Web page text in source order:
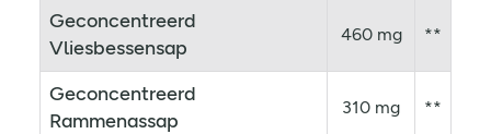
Geconcentreerd
Vliesbessensap
460 mg **
Geconcentreerd
Rammenassap
310 mg **